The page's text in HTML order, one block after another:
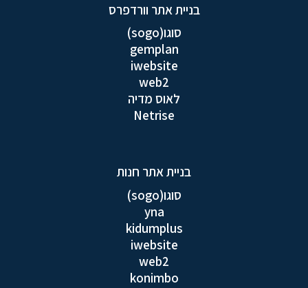
בניית אתר וורדפרס
סוגו(sogo)
gemplan
iwebsite
web2
לאוס מדיה
Netrise
בניית אתר חנות
סוגו(sogo)
yna
kidumplus
iwebsite
web2
konimbo